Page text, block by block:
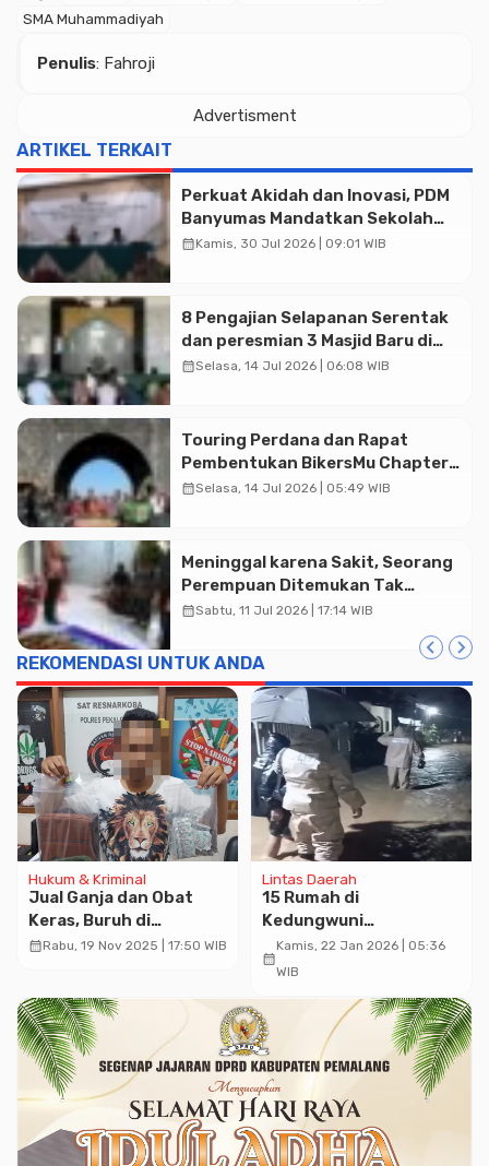
Advertisment
SMA Muhammadiyah
Penulis: Fahroji
Advertisment
ARTIKEL TERKAIT
Perkuat Akidah dan Inovasi, PDM
Banyumas Mandatkan Sekolah
Muhammadiyah Jadi Pilihan
calendar_monthKamis, 30 Jul 2026 | 09:01 WIB
8 Pengajian Selapanan Serentak
dan peresmian 3 Masjid Baru di
Banyumas
calendar_monthSelasa, 14 Jul 2026 | 06:08 WIB
Touring Perdana dan Rapat
Pembentukan BikersMu Chapter
Temanggung Korwil Jateng :
calendar_monthSelasa, 14 Jul 2026 | 05:49 WIB
Meninggal karena Sakit, Seorang
Perempuan Ditemukan Tak
Bernyawa di Rumah Warga
calendar_monthSabtu, 11 Jul 2026 | 17:14 WIB
REKOMENDASI UNTUK ANDA
Hukum & Kriminal
Jual Ganja dan Obat
Keras, Buruh di
Kedungwuni Ditangkap
calendar_monthRabu, 19 Nov 2025 | 17:50 WIB
Lintas Daerah
15 Rumah di
Kedungwuni
Tergenang, Kapolsek:
Situasi Aman dan Tidak
calendar_month
Kamis, 22 Jan 2026 | 05:36
WIB